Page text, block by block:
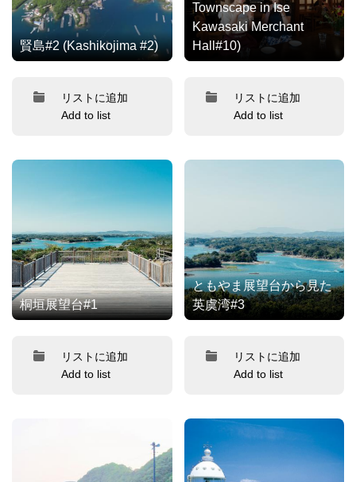
賢島#2 (Kashikojima #2)
リストに追加
Add to list
Townscape in Ise
Kawasaki Merchant
Hall#10)
リストに追加
Add to list
桐垣展望台#1
リストに追加
Add to list
ともやま展望台から見た
英虞湾#3
リストに追加
Add to list